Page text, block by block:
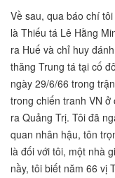
Về sau, qua báo chí
là Thiếu tá Lê Hằng
ra Huế và chỉ huy
thăng Trung tá tại cố
ngày 29/6/66 trong
trong chiến tranh VN
ra Quảng Trị. Tôi đã
quan nhân hậu, tôn
là đối với tôi, một nhà
nầy, tôi biết năm 66 vị